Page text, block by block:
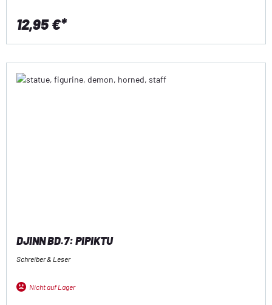
12,95 €*
DJINN BD.7: PIPIKTU
Schreiber & Leser
Nicht auf Lager